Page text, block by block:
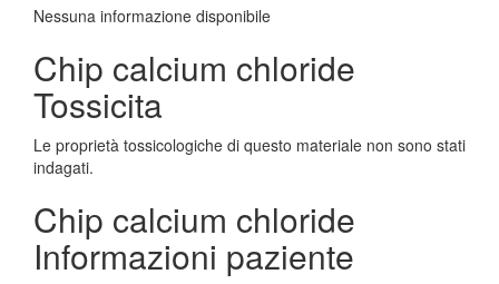
Nessuna informazione disponibile
Chip calcium chloride
Tossicita
Le proprietà tossicologiche di questo materiale non sono stati
indagati.
Chip calcium chloride
Informazioni paziente